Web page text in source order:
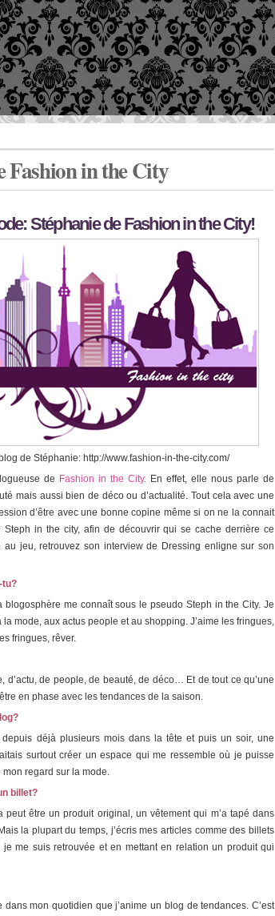
Fashion in the City
Stéphanie de Fashion in the City!
de Stéphanie: http://www.fashion-in-the-city.com/
de Fashion in the City. En effet, elle nous parle de
mais aussi bien de déco ou d’actualité. Tout cela avec une
d’être avec une bonne copine même si on ne la connait
in the city, afin de découvrir qui se cache derrière ce
au jeu, retrouvez son interview de Dressing enligne sur son
tu?
blogosphère me connaît sous le pseudo Steph in the City. Je
mode, aux actus people et au shopping. J’aime les fringues,
fringues, rêver.
de people, de beauté, de déco… Et de tout ce qu’une
en phase avec les tendances de la saison.
déjà plusieurs mois dans la tête et puis un soir, une
surtout créer un espace qui me ressemble où je puisse
regard sur la mode.
billet?
peut être un produit original, un vêtement qui m’a tapé dans
la plupart du temps, j’écris mes articles comme des billets
me suis retrouvée et en mettant en relation un produit qui
mon quotidien que j’anime un blog de tendances. C’est